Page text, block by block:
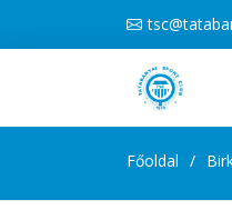
Főoldal